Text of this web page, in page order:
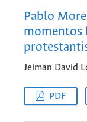
Pablo
momentos
Jeiman David
PDF